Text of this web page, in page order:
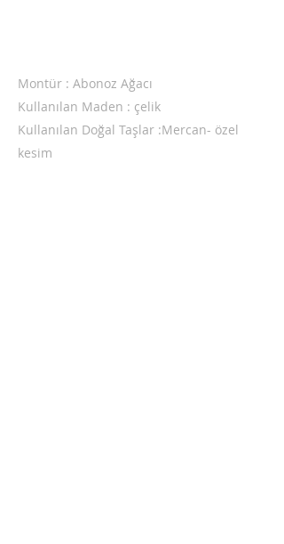
Montür : Abonoz Ağacı
Kullanılan Maden : çelik
Kullanılan Doğal Taşlar :Mercan- özel
kesim